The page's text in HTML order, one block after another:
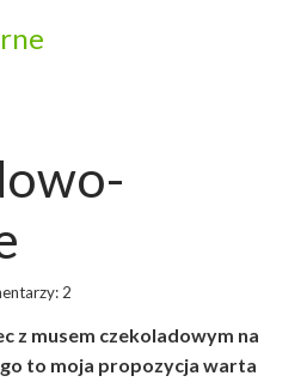
2
z musem czekoladowym na
to moja propozycja warta